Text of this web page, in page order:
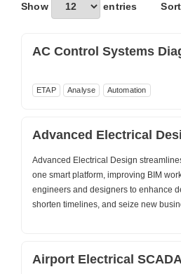
Show entries
AC Control Systems
ETAP Analyse Automation
Advanced Electrical
Advanced Electrical Design
one smart platform, improving BIM
engineers and designers to enhance
shorten timelines, and seize new
Airport Electrical